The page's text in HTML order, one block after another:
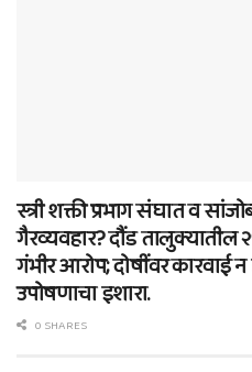
स्त्री शक्ती प्रभाग संघात व
गैरव्यवहार? दौंड तालुक्यातील
गंभीर आरोप; दोषींवर
उपोषणाचा इशारा.
0 SHARES